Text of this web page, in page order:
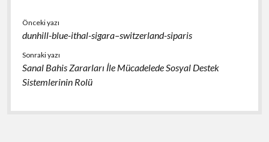
Önceki yazı
dunhill-blue-ithal-sigara–switzerland-siparis
Sonraki yazı
Sanal Bahis Zararları İle Mücadelede Sosyal Destek
Sistemlerinin Rolü